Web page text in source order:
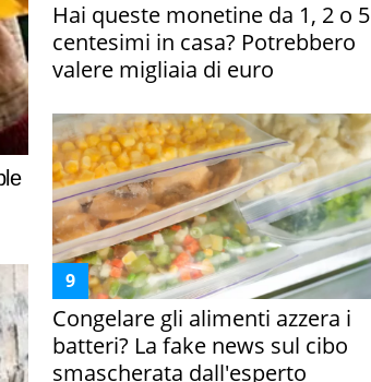
Hai queste monetine da 1, 2 o 5
centesimi in casa? Potrebbero
valere migliaia di euro
Congelare gli alimenti azzera i
batteri? La fake news sul cibo
smascherata dall'esperto